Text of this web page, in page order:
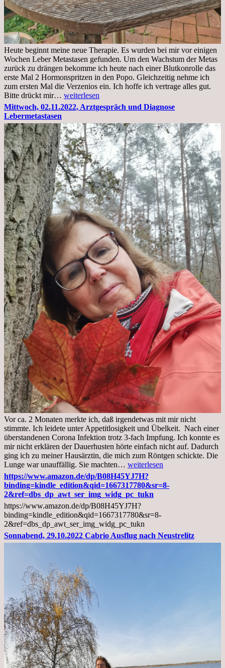
Heute beginnt meine neue Therapie. Es wurden bei mir vor einigen
Wochen Leber Metastasen gefunden. Um den Wachstum der Metas
zurück zu drängen bekomme ich heute nach einer Blutkonrolle das
erste Mal 2 Hormonspritzen in den Popo. Gleichzeitig nehme ich
zum ersten Mal die Verzenios ein. Ich hoffe ich vertrage alles gut.
Bitte drückt mir… Mittwoch,
09.11.2022
weiterlesen
Mittwoch, 02.11.2022, Arztgespräch und Diagnose
Lebermetastasen
Vor ca. 2 Monaten merkte ich, daß irgendetwas mit mir nicht
stimmte. Ich leidete unter Appetitlosigkeit und Übelkeit. Nach einer
überstandenen Corona Infektion trotz 3-fach Impfung. Ich konnte es
mir nicht erklären der Dauerhusten hörte einfach nicht auf. Dadurch
ging ich zu meiner Hausärztin, die mich zum Röntgen schickte. Die
Lunge war unauffällig. Sie machten… Mittwoch,
02.11.2022,
Arztgespräch
und
Diagnose
Lebermetastasen
weiterlesen
https://www.amazon.de/dp/B08H45YJ7H?
binding=kindle_edition&qid=1667317780&sr=8-
2&ref=dbs_dp_awt_ser_img_widg_pc_tukn
https://www.amazon.de/dp/B08H45YJ7H?
binding=kindle_edition&qid=1667317780&sr=8-
2&ref=dbs_dp_awt_ser_img_widg_pc_tukn
Sonnabend, 29.10.2022 Cabrio Ausflug nach Neustrelitz